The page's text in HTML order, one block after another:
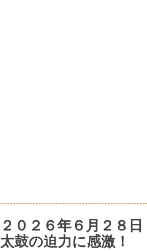
２０２６年６月２８日
太鼓の迫力に感激！